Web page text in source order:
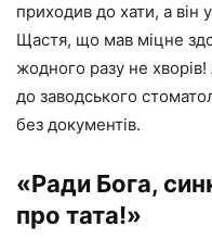
приходив до хати, а він
Щастя, що мав міцне
жодного разу не
до заводського
без документів.
«Ради Бога,
про тата!»